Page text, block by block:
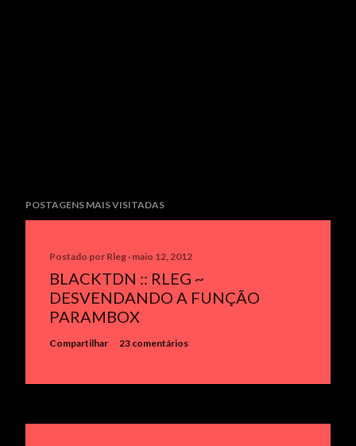
POSTAGENS MAIS VISITADAS
Postado por Rleg maio 12, 2012
BLACKTDN :: RLEG ~
DESVENDANDO A FUNÇÃO
PARAMBOX
Compartilhar 23 comentários